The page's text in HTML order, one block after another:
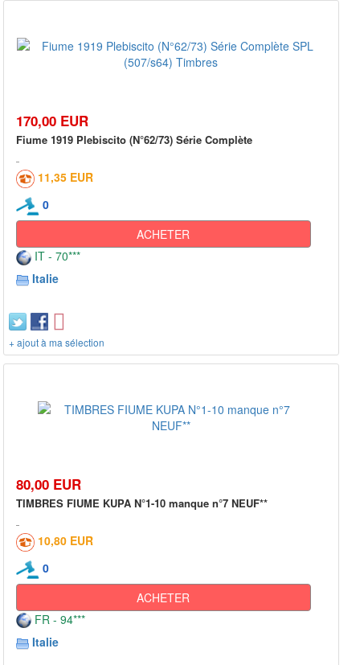
170,00 EUR
Fiume 1919 Plebiscito (N°62/73) Série Complète
11,35 EUR
0
ACHETER
IT - 70***
Italie
+ ajout à ma sélection
80,00 EUR
TIMBRES FIUME KUPA N°1-10 manque n°7 NEUF**
10,80 EUR
0
ACHETER
FR - 94***
Italie